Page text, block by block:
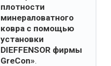
плотности
минераловатного
ковра с помощью
установки
DIEFFENSOR фирмы
GreCon».